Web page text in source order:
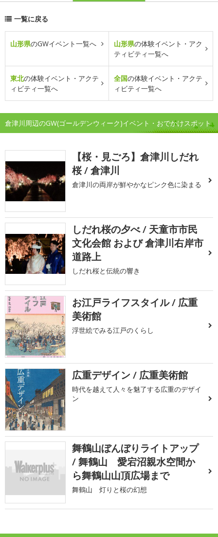
一覧に戻る
山形県のGWイベント一覧へ 山形県の体験イベント・アク
ティビティ一覧へ
東北の体験イベント・アクテ
ィビティ一覧へ
全国の体験イベント・アクテ
ィビティ一覧へ
倉津川周辺のGW(ゴールデンウィーク)イベント・おでかけスポット
【桜・見ごろ】倉津川しだれ
桜 / 倉津川
倉津川の両岸が鮮やかなピンク色に染まる
しだれ桜の夕べ / 天童市市民
文化会館 および 倉津川右岸市
道路上
しだれ桜と伝統の響き
お江戸ライフスタイル / 広重
美術館
浮世絵でみる江戸のくらし
広重デザイン / 広重美術館
時代を越えて人々を魅了する広重のデザイ
ン
舞鶴山ぼんぼりライトアップ
/ 舞鶴山 愛宕沼親水空間か
ら舞鶴山山頂広場まで
舞鶴山 灯りと桜の幻想